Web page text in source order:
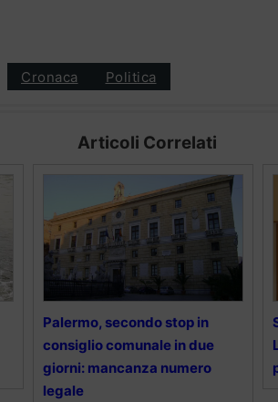
Cronaca Politica
Articoli Correlati
Palermo, secondo stop in
consiglio comunale in due
giorni: mancanza numero
legale